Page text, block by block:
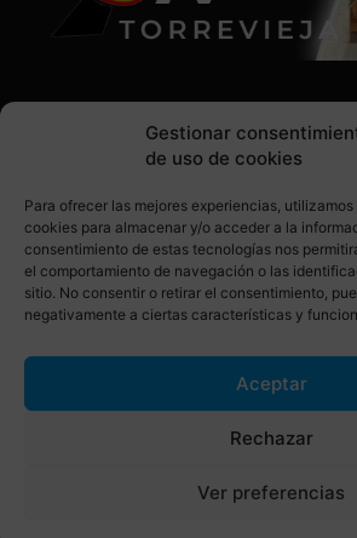
Gestionar
de uso de cookies
Para ofrecer las mejores experiencias,
cookies para almacenar y/o acceder a la
consentimiento de estas tecnologías nos
el comportamiento de navegación o las
sitio. No consentir o retirar el consentimiento,
negativamente a ciertas características y
Aceptar
Rechazar
Ver preferencias
SÍGUENOS EN REDES
© Torrevieja ON. Desarrollado por